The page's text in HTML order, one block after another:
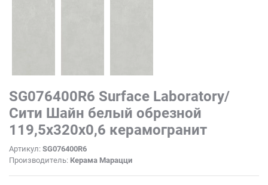
SG076400R6 Surface Laboratory/
Сити Шайн белый обрезной
119,5x320x0,6 керамогранит
Артикул: SG076400R6
Производитель: Керама Марацци